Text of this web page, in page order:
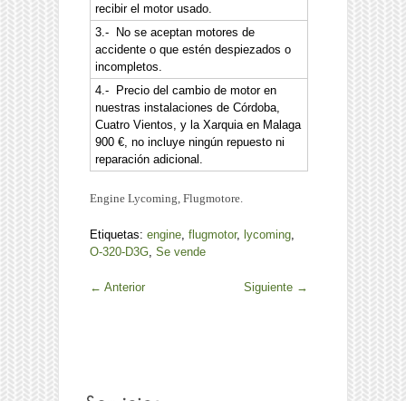
recibir el motor usado.
3.- No se aceptan motores de
accidente o que estén despiezados o
incompletos.
4.- Precio del cambio de motor en
nuestras instalaciones de Córdoba,
Cuatro Vientos, y la Xarquia en Malaga
900 €, no incluye ningún repuesto ni
reparación adicional.
Engine Lycoming, Flugmotore.
Etiquetas: engine flugmotor, lycoming
O-320-D3G Se vende
← Anterior Siguiente →